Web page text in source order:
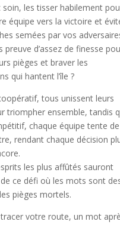
les tisser habilement
équipe vers la victoire et
semées par vos
preuve d’assez de finesse
pièges et braver les
qui hantent l’île ?
tous unissent leurs
triompher ensemble, tandis
chaque équipe tente de
rendant chaque décision
les plus affûtés sauront
ce défi où les mots sont
pièges mortels.
votre route, un mot